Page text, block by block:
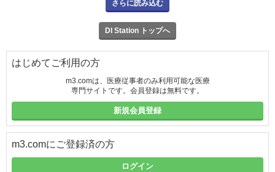
さらに読み込む
DI Station トップへ
はじめてご利用の方
m3.comは、医療従事者のみ利用可能な医療
専門サイトです。会員登録は無料です。
新規会員登録
m3.comにご登録済の方
ログイン